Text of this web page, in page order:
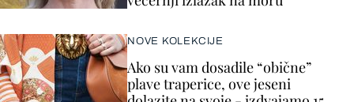
NOVE KOLEKCIJE
Ako su vam dosadile “obične”
plave traperice, ove jeseni